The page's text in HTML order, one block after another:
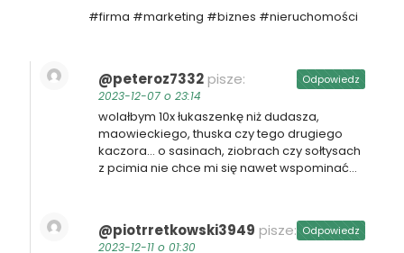
#firma #marketing #biznes #nieruchomości
@peteroz7332pisze:
2023-12-07 o 23:14
wolałbym 10x łukaszenkę niż dudasza,
maowieckiego, thuska czy tego drugiego
kaczora… o sasinach, ziobrach czy sołtysach
z pcimia nie chce mi się nawet wspominać…
Odpowiedz
@piotrretkowski3949 pisze:
2023-12-11 o 01:30
Odpowiedz